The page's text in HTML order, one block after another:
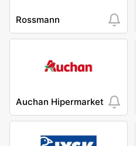
Rossmann
Auchan Hipermarket